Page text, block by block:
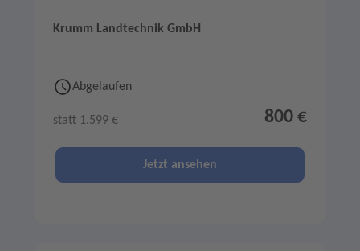
Krumm Landtechnik GmbH
Abgelaufen
statt 1.599 € 800 €
Jetzt ansehen